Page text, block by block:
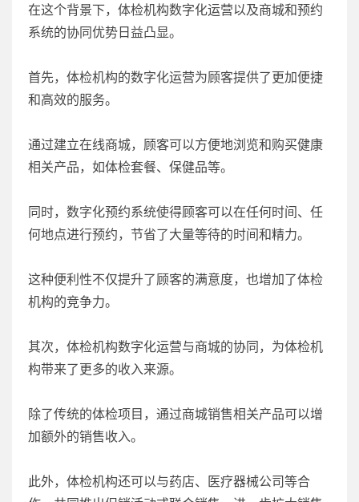
在这个背景下，体检机构数字化运营以及商城和预约
系统的协同优势日益凸显。
首先，体检机构的数字化运营为顾客提供了更加便捷
和高效的服务。
通过建立在线商城，顾客可以方便地浏览和购买健康
相关产品，如体检套餐、保健品等。
同时，数字化预约系统使得顾客可以在任何时间、任
何地点进行预约，节省了大量等待的时间和精力。
这种便利性不仅提升了顾客的满意度，也增加了体检
机构的竞争力。
其次，体检机构数字化运营与商城的协同，为体检机
构带来了更多的收入来源。
除了传统的体检项目，通过商城销售相关产品可以增
加额外的销售收入。
此外，体检机构还可以与药店、医疗器械公司等合